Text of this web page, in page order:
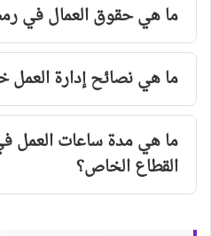
ما هي حقوق العمال في
ما هي نصائح إدارة
ما هي مدة ساعات العمل
القطاع الخاص؟